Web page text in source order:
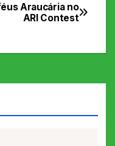
Araucária no
ARI Contest